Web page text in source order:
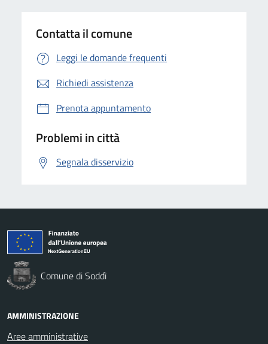
Contatta il comune
Leggi le domande frequenti
Richiedi assistenza
Prenota appuntamento
Problemi in città
Segnala disservizio
Comune di Soddì
AMMINISTRAZIONE
Aree amministrative